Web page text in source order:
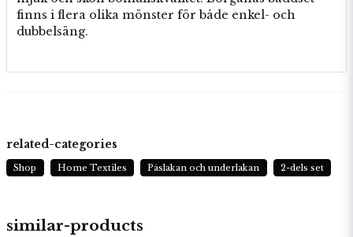
finns i flera olika mönster för både enkel- och
dubbelsäng.
similar-products
related-categories
Shop Home Textiles Påslakan och underlakan 2-dels set